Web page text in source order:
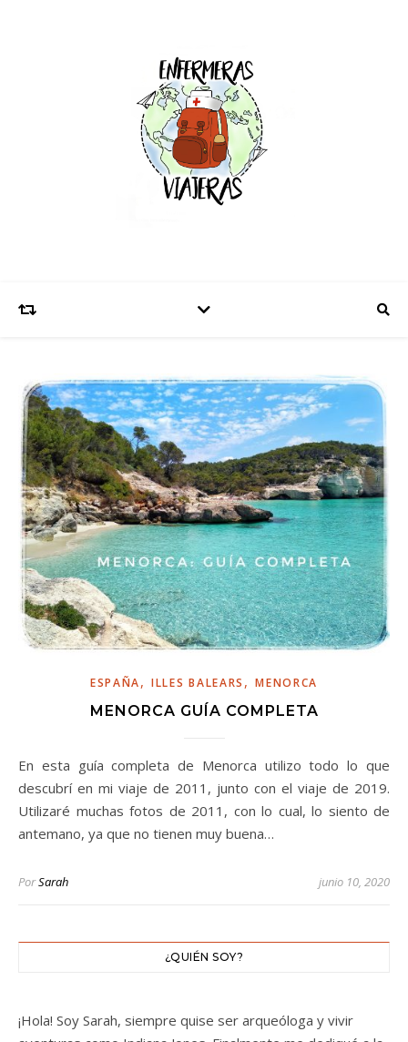
ESPAÑA,ILLES BALEARS ,MENORCA
MENORCA GUÍA COMPLETA
En esta guía completa de Menorca utilizo todo lo que
descubrí en mi viaje de 2011, junto con el viaje de 2019.
Utilizaré muchas fotos de 2011, con lo cual, lo siento de
antemano, ya que no tienen muy buena…
PorSarah junio 10, 2020
¿QUIÉN SOY?
¡Hola! Soy Sarah, siempre quise ser arqueóloga y vivir